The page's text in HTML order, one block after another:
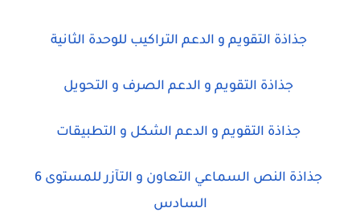
جذاذة التقويم و الدعم التراكيب للوحدة الثانية
جذاذة التقويم و الدعم الصرف و التحويل
جذاذة التقويم و الدعم الشكل و التطبيقات
جذاذة النص السماعي التعاون و التآزر للمستوى 6
السادس